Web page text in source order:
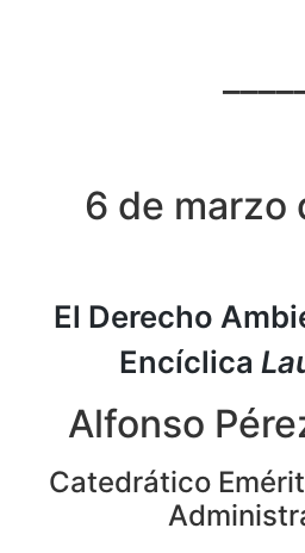
6 de marzo
El Derecho
Encíclica
Alfonso
Catedrático